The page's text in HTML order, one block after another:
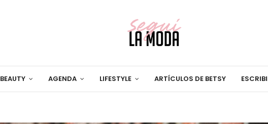
BEAUTY AGENDA LIFESTYLE ARTÍCULOS DE BETSY